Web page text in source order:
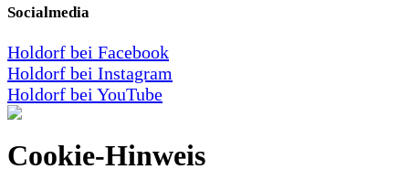
Socialmedia
Holdorf bei Facebook
Holdorf bei Instagram
Holdorf bei YouTube
Cookie-Hinweis